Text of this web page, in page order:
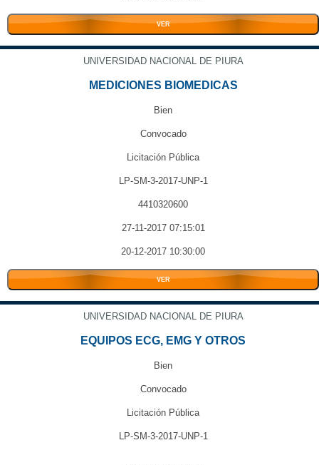
VER
UNIVERSIDAD NACIONAL DE PIURA
MEDICIONES BIOMEDICAS
Bien
Convocado
Licitación Pública
LP-SM-3-2017-UNP-1
4410320600
27-11-2017 07:15:01
20-12-2017 10:30:00
VER
UNIVERSIDAD NACIONAL DE PIURA
EQUIPOS ECG, EMG Y OTROS
Bien
Convocado
Licitación Pública
LP-SM-3-2017-UNP-1